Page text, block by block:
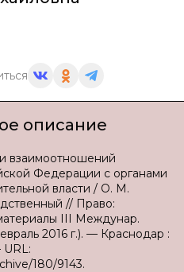
описание
взаимоотношений
Федерации с органами
власти / О. М.
// Право:
III Междунар.
2016 г.). — Краснодар :
180/9143.